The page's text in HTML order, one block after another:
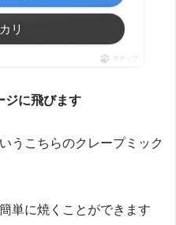
リ
ポチップ
ジに飛びます
うこちらのクレープミック
単に焼くことができます